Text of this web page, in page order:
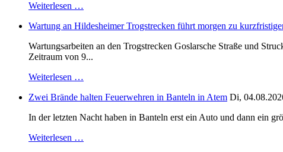
Weiterlesen …
Wartung an Hildesheimer Trogstrecken führt morgen zu
Wartungsarbeiten an den Trogstrecken Goslarsche Straße und
Zeitraum von 9...
Weiterlesen …
Zwei Brände halten Feuerwehren in Banteln in Atem Di,
In der letzten Nacht haben in Banteln erst ein Auto und dann ein
Weiterlesen …